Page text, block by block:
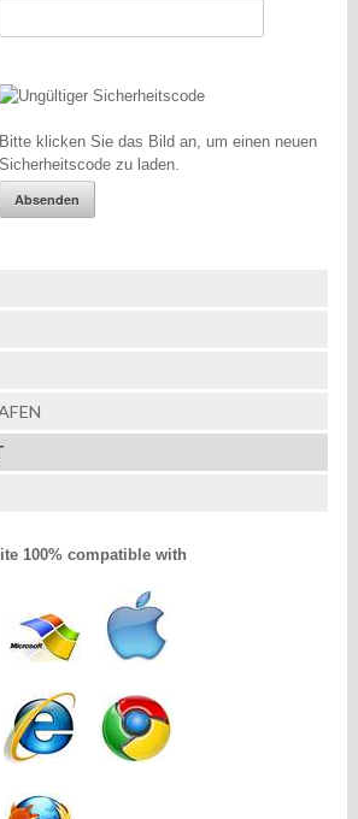
Bitte klicken Sie das Bild an, um einen neuen
Sicherheitscode zu laden.
100% compatible with